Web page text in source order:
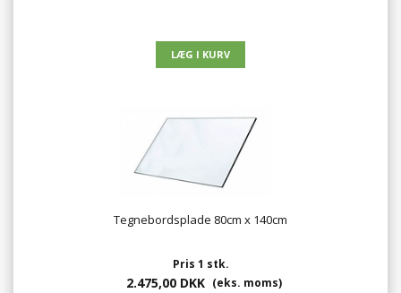
Tegnebordsplade 80cm x 140cm
Pris 1 stk.
2.475,00 DKK (eks. moms)